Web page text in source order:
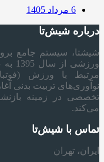
6 مرداد 1405
درباره شیش‌تا
شیشتا، سیستم جامع
مرتبط با ورزش
نوآوری‌های تربیت بدنی
تخصصی در زمینه
می‌کند.
تماس با شیش‌تا
ایران، تهران